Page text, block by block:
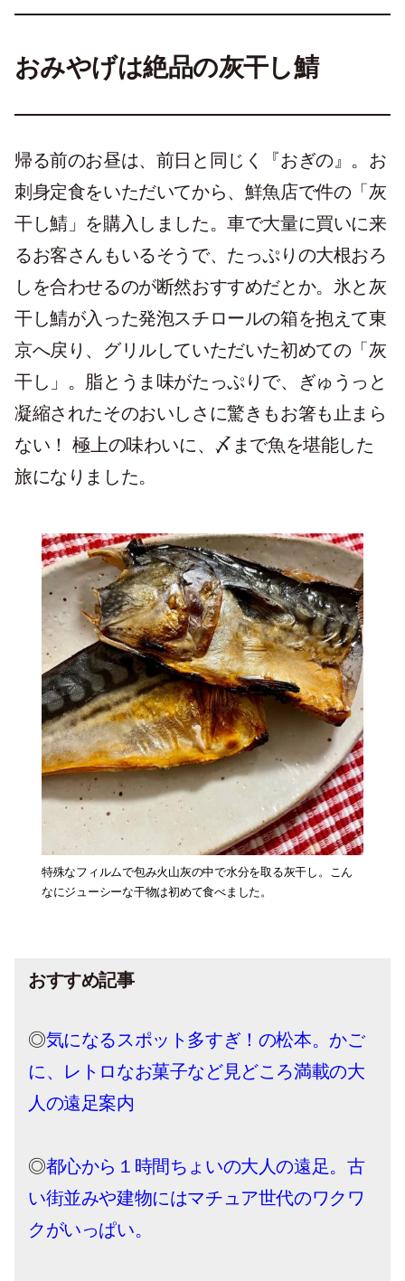
おみやげは絶品の灰干し鯖
帰る前のお昼は、前日と同じく『おぎの』。お
刺身定食をいただいてから、鮮魚店で件の「灰
干し鯖」を購入しました。車で大量に買いに来
るお客さんもいるそうで、たっぷりの大根おろ
しを合わせるのが断然おすすめだとか。氷と灰
干し鯖が入った発泡スチロールの箱を抱えて東
京へ戻り、グリルしていただいた初めての「灰
干し」。脂とうま味がたっぷりで、ぎゅうっと
凝縮されたそのおいしさに驚きもお箸も止まら
ない！ 極上の味わいに、〆まで魚を堪能した
旅になりました。
特殊なフィルムで包み火山灰の中で水分を取る灰干し。こん
なにジューシーな干物は初めて食べました。
おすすめ記事
◎気になるスポット多すぎ！の松本。かご
に、レトロなお菓子など見どころ満載の大
人の遠足案内
◎都心から１時間ちょいの大人の遠足。古
い街並みや建物にはマチュア世代のワクワ
クがいっぱい。